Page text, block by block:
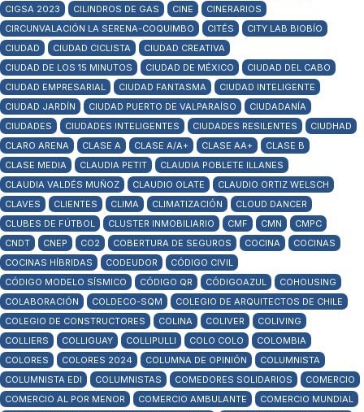
CIGSA 2023
CILINDROS DE GAS CINE
CINERARIOS
CIRCUNVALACIÓN LA SERENA-COQUIMBO
CITÉS
CITY LAB BIOBÍO
CIUDAD
CIUDAD CICLISTA
CIUDAD CREATIVA
CIUDAD DE LOS 15 MINUTOS
CIUDAD DE MÉXICO
CIUDAD DEL CABO
CIUDAD EMPRESARIAL
CIUDAD FANTASMA
CIUDAD INTELIGENTE
CIUDAD JARDÍN
CIUDAD PUERTO DE VALPARAÍSO
CIUDADANÍA
CIUDADES
CIUDADES INTELIGENTES CIUDADES RESILENTES
CIUDHAD
CLARO ARENA
CLASE A CLASE A/A+ CLASE AA+
CLASE B
CLASE MEDIA
CLAUDIA PETIT
CLAUDIA POBLETE ILLANES
CLAUDIA VALDÉS MUÑOZ
CLAUDIO OLATE
CLAUDIO ORTIZ WELSCH
CLAVES
CLIENTES CLIMA CLIMATIZACIÓN
CLOUD DANCER
CLUBES DE FÚTBOL
CLUSTER INMOBILIARIO CMF CMN
CMPC
CNDT
CNEP CO2 COBERTURA DE SEGUROS COCINA
COCINAS
COCINAS HÍBRIDAS
CODEUDOR
CÓDIGO CIVIL
CÓDIGO MODELO SÍSMICO
CÓDIGO QR CÓDIGOAZUL
COHOUSING
COLABORACIÓN
COLDECO-SQM
COLEGIO DE ARQUITECTOS DE CHILE
COLEGIO DE CONSTRUCTORES
COLINA COLIVER
COLIVING
COLLIERS
COLLIGUAY COLLIPULLI COLO COLO
COLOMBIA
COLORES
COLORES 2024 COLUMNA DE OPINIÓN
COLUMNISTA
COLUMNISTA EDI
COLUMNISTAS COMEDORES SOLIDARIOS
COMERCIO
COMERCIO AL POR MENOR
COMERCIO AMBULANTE
COMERCIO MUNDIAL